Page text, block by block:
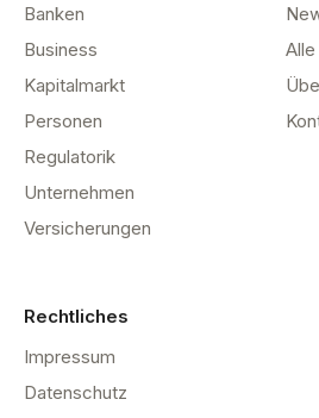
Banken
Business
Kapitalmarkt
Personen
Regulatorik
Unternehmen
Versicherungen
Rechtliches
Impressum
Datenschutz